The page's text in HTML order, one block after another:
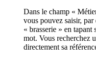
Dans le champ «
vous pouvez saisir,
« brasserie » en tapant
mot. Vous recherchez
directement sa